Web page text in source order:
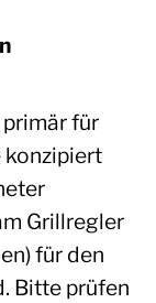
für
konzipiert
Grillregler
für den
Bitte prüfen